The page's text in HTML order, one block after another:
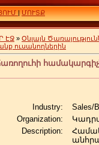
|ՄՈՒՏՔ
ԷՋ » Օնլայն
ուսանողներին
Industry:
Sales/
Organization:
Description: